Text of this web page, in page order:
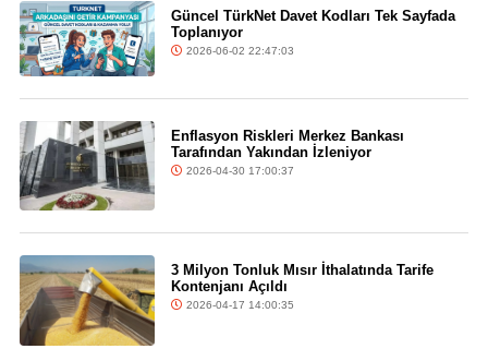
Güncel TürkNet Davet Kodları Tek Sayfada
Toplanıyor
2026-06-02 22:47:03
Enflasyon Riskleri Merkez Bankası
Tarafından Yakından İzleniyor
2026-04-30 17:00:37
3 Milyon Tonluk Mısır İthalatında Tarife
Kontenjanı Açıldı
2026-04-17 14:00:35